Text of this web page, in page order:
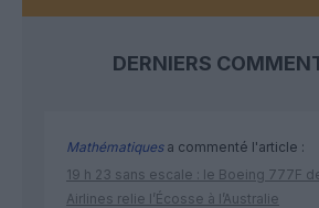
DERNIERS
Mathématiquesa commenté l'article :
19 h 23 sans escale : le Boeing 777F
Airlines relie l’Écosse à l’Australie